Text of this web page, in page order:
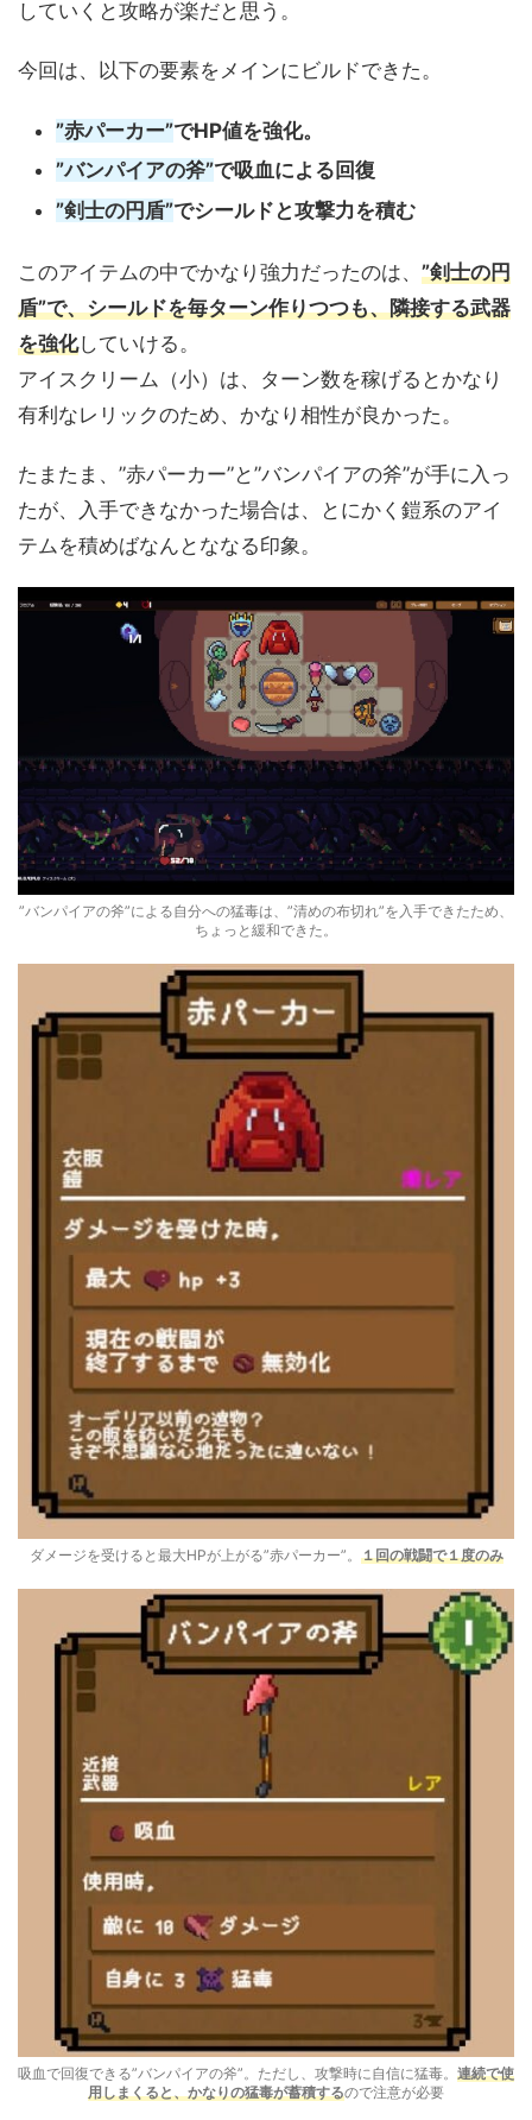
していくと攻略が楽だと思う。
今回は、以下の要素をメインにビルドできた。
”赤パーカー”でHP値を強化。
”バンパイアの斧”で吸血による回復
”剣士の円盾”でシールドと攻撃力を積む
このアイテムの中でかなり強力だったのは、 ”剣士の円
盾”で、シールドを毎ターン作りつつも、隣接する武器
を強化していける。
アイスクリーム（小）は、ターン数を稼げるとかなり
有利なレリックのため、かなり相性が良かった。
たまたま、”赤パーカー”と”バンパイアの斧”が手に入っ
たが、入手できなかった場合は、とにかく鎧系のアイ
テムを積めばなんとななる印象。
”バンパイアの斧”による自分への猛毒は、”清めの布切れ”を入手できたため、
ちょっと緩和できた。
ダメージを受けると最大HPが上がる”赤パーカー”。 １回の戦闘で１度のみ
吸血で回復できる”バンパイアの斧”。ただし、攻撃時に自信に猛毒。 連続で使
用しまくると、かなりの猛毒が蓄積するので注意が必要